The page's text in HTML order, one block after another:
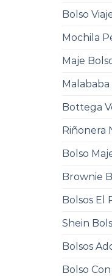
Bolso
Mochila
Maje
Malababa
Bottega
Riñonera
Bolso
Brownie
Bolsos El
Shein
Bolsos
Bolso